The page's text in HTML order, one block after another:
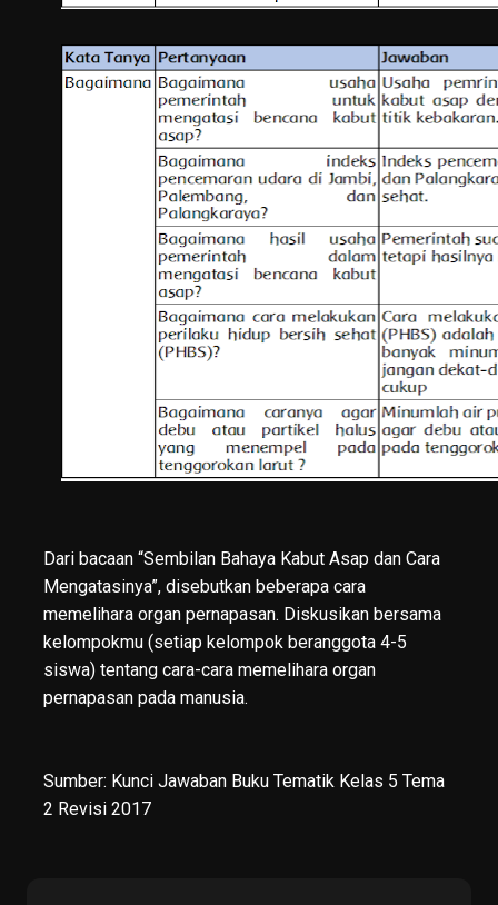
Dari bacaan “Sembilan Bahaya Kabut Asap dan Cara
Mengatasinya”, disebutkan beberapa cara
memelihara organ pernapasan. Diskusikan bersama
kelompokmu (setiap kelompok beranggota 4-5
siswa) tentang cara-cara memelihara organ
pernapasan pada manusia.
Sumber: Kunci Jawaban Buku Tematik Kelas 5 Tema
2 Revisi 2017